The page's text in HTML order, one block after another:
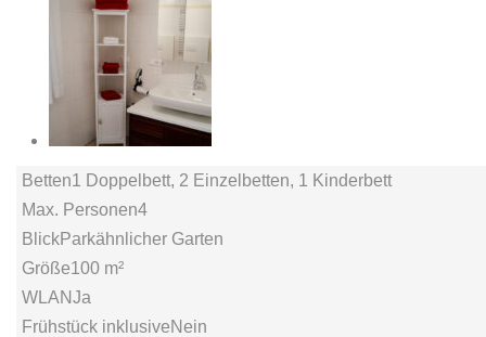
Betten1 Doppelbett, 2 Einzelbetten, 1 Kinderbett
Max. Personen4
BlickParkähnlicher Garten
Größe100 m²
WLANJa
Frühstück inklusiveNein